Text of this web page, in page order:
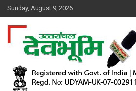
Skip
to
content
Sunday, August 9, 2026